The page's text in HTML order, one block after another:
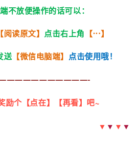
不放便操作的话可以：
【阅读原文】 点击右上角 【···】
送【微信电脑端】 点击使用哦！
励个【点在】【再看】吧~
▼ ▼ ▼ ▼